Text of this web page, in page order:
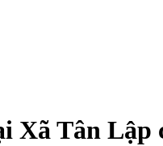
Xã Tân Lập